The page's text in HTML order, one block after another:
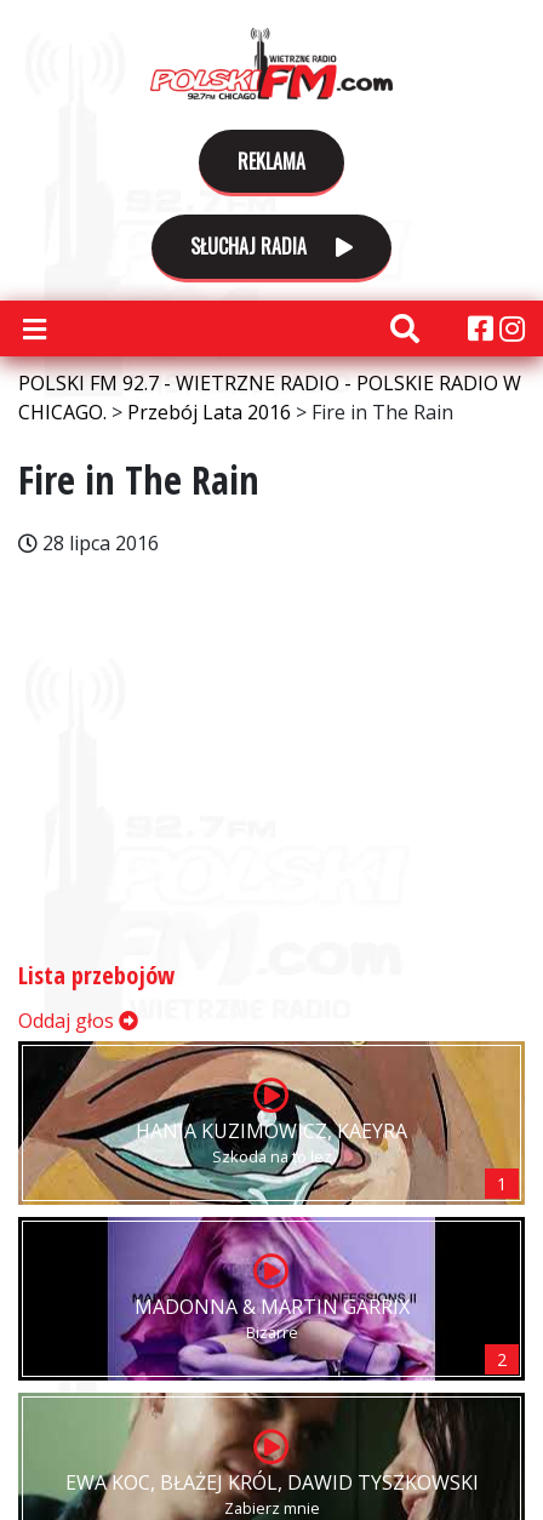
REKLAMA
SŁUCHAJ RADIA
POLSKI FM 92.7 - WIETRZNE RADIO - POLSKIE RADIO W
CHICAGO. > Przebój Lata 2016 > Fire in The Rain
Fire in The Rain
28 lipca 2016
Lista przebojów
Oddaj głos
HANIA KUZIMOWICZ, KAEYRA
Szkoda na to łez
1
MADONNA & MARTIN GARRIX
Bizarre
2
EWA KOC, BŁAŻEJ KRÓL, DAWID TYSZKOWSKI
Zabierz mnie